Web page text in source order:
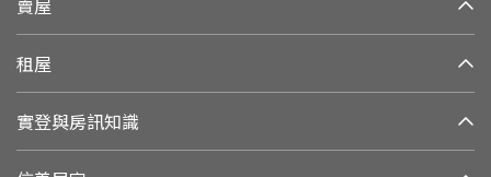
賣屋
租屋
實登與房訊知識